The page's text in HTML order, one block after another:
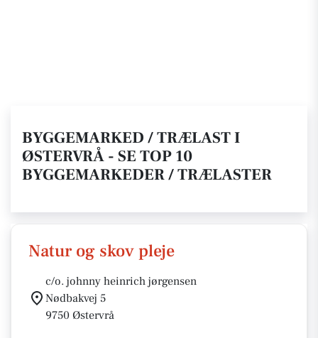
BYGGEMARKED / TRÆLAST I
ØSTERVRÅ - SE TOP 10
BYGGEMARKEDER / TRÆLASTER
Natur og skov pleje
c/o. johnny heinrich jørgensen
Nødbakvej 5
9750 Østervrå